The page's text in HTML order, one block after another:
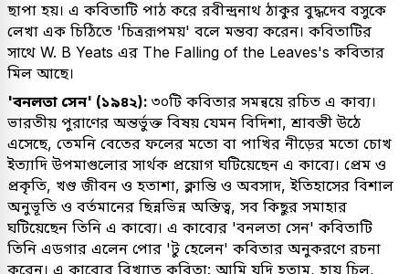
ছাপা হয়। এ কবিতাটি পাঠ করে রবীন্দ্রনাথ ঠাকুর বুদ্ধদেব বসুকে
লেখা এক চিঠিতে 'চিত্ররূপময়' বলে মন্তব্য করেন। কবিতাটির
সাথে W. B Yeats এর The Falling of the Leaves's কবিতার
মিল আছে।
'বনলতা সেন' (১৯৪২): ৩০টি কবিতার সমন্বয়ে রচিত এ কাব্য।
ভারতীয় পুরাণের অন্তর্ভুক্ত বিষয় যেমন বিদিশা, শ্রাবস্তী উঠে
এসেছে, তেমনি বেতের ফলের মতো বা পাখির নীড়ের মতো চোখ
ইত্যাদি উপমাগুলোর সার্থক প্রয়োগ ঘটিয়েছেন এ কাব্যে। প্রেম ও
প্রকৃতি, খণ্ড জীবন ও হতাশা, ক্লান্তি ও অবসাদ, ইতিহাসের বিশাল
অনুভূতি ও বর্তমানের ছিন্নভিন্ন অস্তিত্ব, সব কিছুর সমাহার
ঘটিয়েছেন তিনি এ কাব্যে। এ কাব্যের 'বনলতা সেন' কবিতাটি
তিনি এডগার এলেন পোর 'টু হেলেন' কবিতার অনুকরণে রচনা
করেন। এ কাব্যের বিখ্যাত কবিতা: আমি যদি হতাম, হায় চিল,